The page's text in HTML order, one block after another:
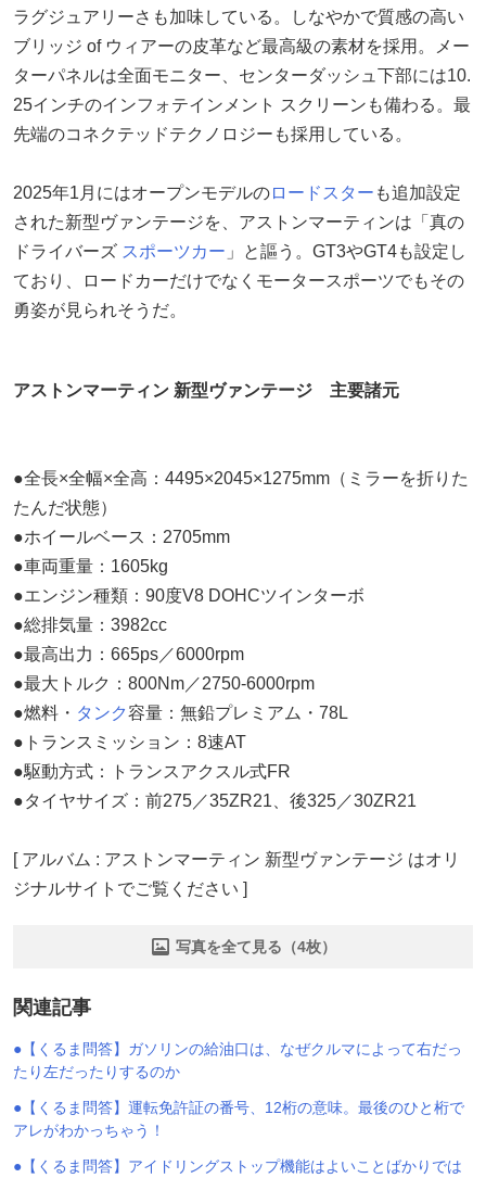
ラグジュアリーさも加味している。しなやかで質感の高い
ブリッジ of ウィアーの皮革など最高級の素材を採用。メー
ターパネルは全面モニター、センターダッシュ下部には10.
25インチのインフォテインメント スクリーンも備わる。最
先端のコネクテッドテクノロジーも採用している。
2025年1月にはオープンモデルのロードスター も追加設定
された新型ヴァンテージを、アストンマーティンは「真の
ドライバーズ スポーツカー 」と謳う。GT3やGT4も設定し
ており、ロードカーだけでなくモータースポーツでもその
勇姿が見られそうだ。
アストンマーティン 新型ヴァンテージ 主要諸元
●全長×全幅×全高：4495×2045×1275mm（ミラーを折りた
たんだ状態）
●ホイールベース：2705mm
●車両重量：1605kg
●エンジン種類：90度V8 DOHCツインターボ
●総排気量：3982cc
●最高出力：665ps／6000rpm
●最大トルク：800Nm／2750-6000rpm
●燃料・ タンク容量：無鉛プレミアム・78L
●トランスミッション：8速AT
●駆動方式：トランスアクスル式FR
●タイヤサイズ：前275／35ZR21、後325／30ZR21
[ アルバム : アストンマーティン 新型ヴァンテージ はオリ
ジナルサイトでご覧ください ]
写真を全て見る（4枚）
関連記事
●【くるま問答】ガソリンの給油口は、なぜクルマによって右だっ
たり左だったりするのか
●【くるま問答】運転免許証の番号、12桁の意味。最後のひと桁で
アレがわかっちゃう！
●【くるま問答】アイドリングストップ機能はよいことばかりでは